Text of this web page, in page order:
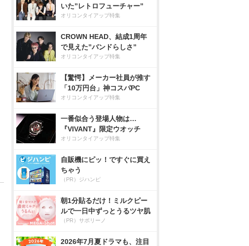
いた”レトロフューチャー”
オリコンタイアップ特集
CROWN HEAD、結成1周年
で見えた”バンドらしさ”
オリコンタイアップ特集
【驚愕】メーカー社員が推す
「10万円台」神コスパPC
オリコンタイアップ特集
一番似合う登場人物は…
『VIVANT』限定ウオッチ
オリコンタイアップ特集
自販機にピッ！ですぐに買え
ちゃう
（PR）ジハンピ
朝1分貼るだけ！ミルクピー
ルで一日中ずっとうるツヤ肌
（PR）サボリーノ
2026年7月夏ドラマも、注目